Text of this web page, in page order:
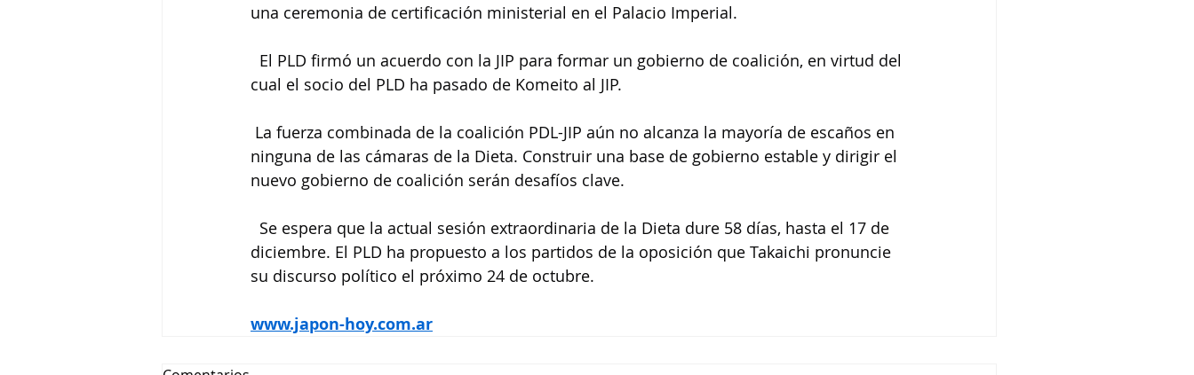
una ceremonia de certificación ministerial en el Palacio Imperial.
El PLD firmó un acuerdo con la JIP para formar un gobierno de coalición, en virtud del
cual el socio del PLD ha pasado de Komeito al JIP.
La fuerza combinada de la coalición PDL-JIP aún no alcanza la mayoría de escaños en
ninguna de las cámaras de la Dieta. Construir una base de gobierno estable y dirigir el
nuevo gobierno de coalición serán desafíos clave.
Se espera que la actual sesión extraordinaria de la Dieta dure 58 días, hasta el 17 de
diciembre. El PLD ha propuesto a los partidos de la oposición que Takaichi pronuncie
su discurso político el próximo 24 de octubre.
www.japon-hoy.com.ar